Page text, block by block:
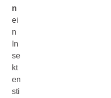
n
ei
n
In
se
kt
en
sti